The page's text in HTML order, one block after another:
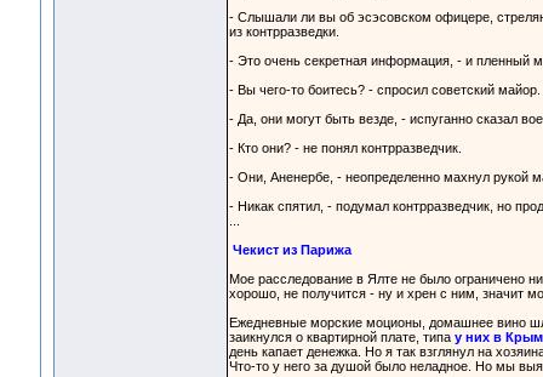
- Слышали ли вы об эсэсовском офицере,
из контрразведки.
- Это очень секретная информация, - и пленный
- Вы чего-то боитесь? - спросил советский майор.
- Да, они могут быть везде, - испуганно сказал
- Кто они? - не понял контрразведчик.
- Они, Аненербе, - неопределенно махнул рукой
- Никак спятил, - подумал контрразведчик, но
Чекист из Парижа
Мое расследование в Ялте не было ограничено
хорошо, не получится - ну и хрен с ним, значит
Ежедневные морские моционы, домашнее вино
заикнулся о квартирной плате, типа у них в
день капает денежка. Но я так взглянул на
Что-то у него за душой было неладное. Но мы